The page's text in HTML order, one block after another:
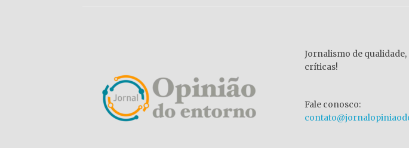
Jornalismo de
críticas!
Fale conosco: